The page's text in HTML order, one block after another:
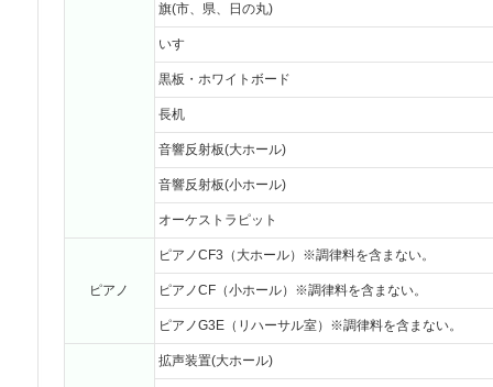
旗(市、県、日の丸)
いす
黒板・ホワイトボード
長机
音響反射板(大ホール)
音響反射板(小ホール)
オーケストラピット
ピアノ
ピアノCF3（大ホール）※調律料を含まない。
ピアノCF（小ホール）※調律料を含まない。
ピアノG3E（リハーサル室）※調律料を含まない。
拡声装置(大ホール)